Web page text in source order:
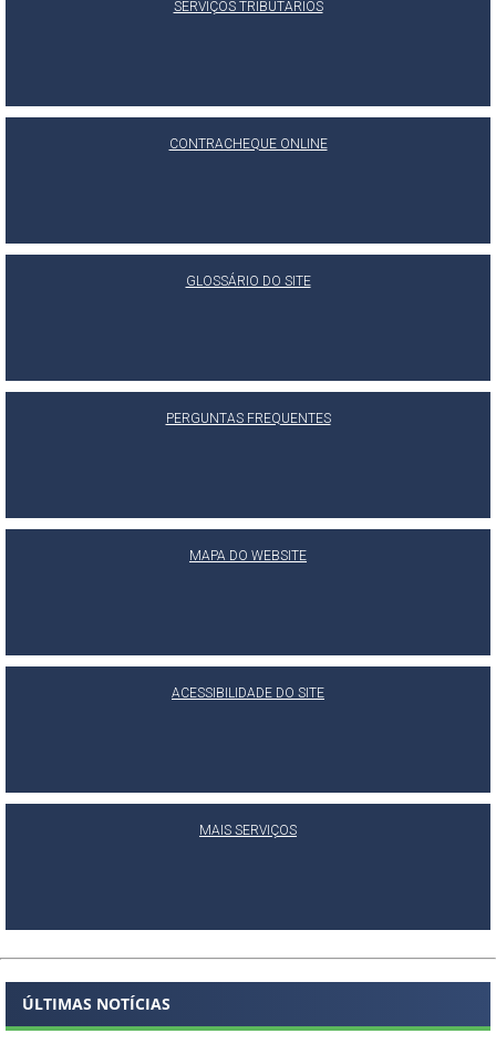
SERVIÇOS TRIBUTÁRIOS
CONTRACHEQUE ONLINE
GLOSSÁRIO DO SITE
PERGUNTAS FREQUENTES
MAPA DO WEBSITE
ACESSIBILIDADE DO SITE
MAIS SERVIÇOS
ÚLTIMAS NOTÍCIAS